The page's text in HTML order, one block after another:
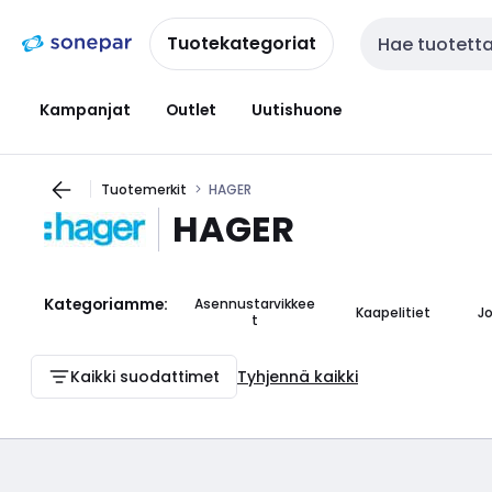
navigointiinsisältöönTuotekategoriat Haku
Kampanjat Outlet Uutishuone
Tuotemerkit HAGER
HAGER
Kategoriamme:
Asennustarvikkee
t
Kaapelitiet
Kaikki suodattimet Tyhjennä kaikki